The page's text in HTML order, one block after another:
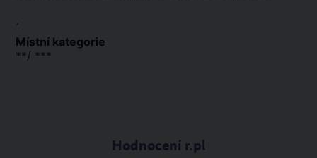
.
Místní kategorie
**/ ***
Hodnocení r.pl